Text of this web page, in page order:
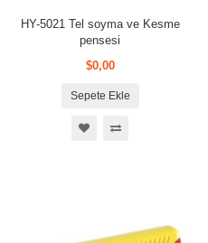
HY-5021 Tel soyma ve Kesme
pensesi
$0,00
Sepete Ekle